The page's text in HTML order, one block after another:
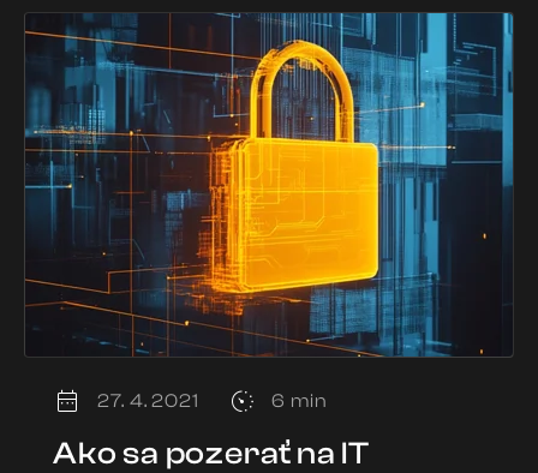
27. 4. 2021 6 min
Ako sa pozerať na IT